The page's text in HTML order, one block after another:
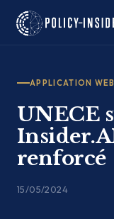
APPLICATION WEB
UNECE
renforcé
15/05/2024